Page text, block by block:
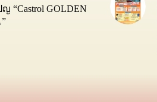
“Castrol GOLDEN